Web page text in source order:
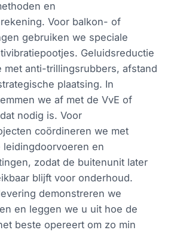
en
Voor balkon- of
gebruiken we speciale
Geluidsreductie
met anti-trillingsrubbers, afstand
plaatsing. In
we af met de VvE of
nodig is. Voor
coördineren we met
leidingdoorvoeren en
zodat de buitenunit later
blijft voor onderhoud.
demonstreren we
en leggen we u uit hoe de
beste opereert om zo min